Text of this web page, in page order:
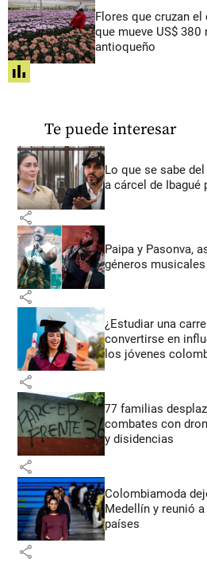
Flores que cruzan
que mueve US$
antioqueño
share
Te puede interesar
Lo que se sabe
a cárcel de
share
Paipa y Pasonva,
géneros
share
¿Estudiar una
convertirse en
los jóvenes
share
77 familias
combates con
y disidencias
share
Colombiamoda
Medellín y reunió
países
share